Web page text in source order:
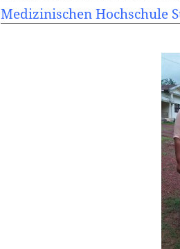
Medizinischen Hochschule